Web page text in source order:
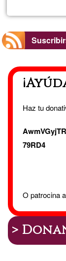
Haz tu
79RD4
O patrocina
>